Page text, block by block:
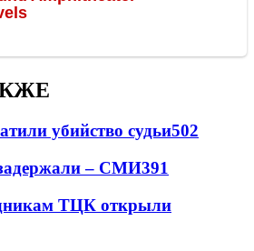
убийство судьи502
– СМИ391
ТЦК открыли